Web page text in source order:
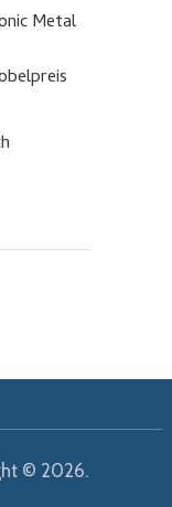
Metal
© 2026.